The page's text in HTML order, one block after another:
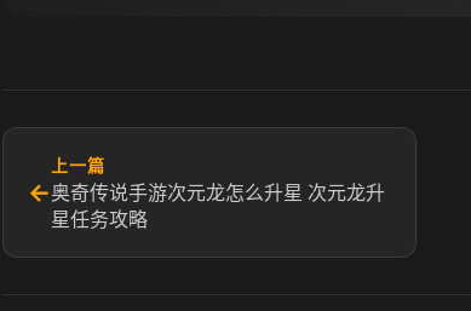
←
上一篇
奥奇传说手游次元龙怎么升星 次元龙升
星任务攻略